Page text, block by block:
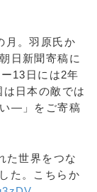
月。羽原氏か
日新聞寄稿に
13日には2年
日本の敵では
―」をご寄稿
た世界をつな
た。こちらか